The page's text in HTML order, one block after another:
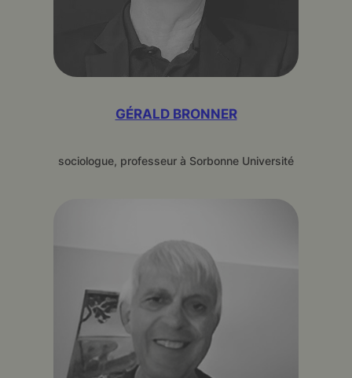
GÉRALD BRONNER
sociologue, professeur à Sorbonne Université